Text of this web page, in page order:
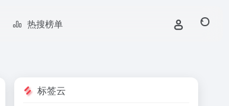
热搜榜单
标签云